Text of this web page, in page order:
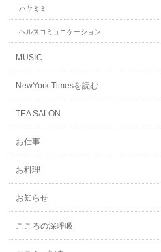
ハヤミミ
ヘルスコミュニケーション
MUSIC
NewYork Timesを読む
TEA SALON
お仕事
お料理
お知らせ
こころの深呼吸